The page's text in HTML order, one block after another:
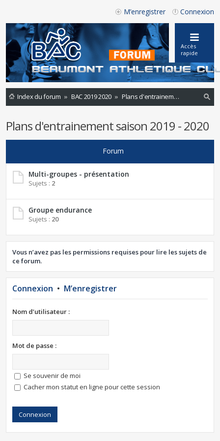
Connexion
M’enregistrer
Accès
rapide
Index du forum BAC 2019 2020
Plans d'entrainement saison 2019 - 2020
he
rc
Plans d'entrainement saison 2019 - 2020
Forum
Multi-groupes - présentation
Sujets : 2
Groupe endurance
Sujets : 20
Vous n’avez pas les permissions requises pour lire les sujets de
ce forum.
Connexion • M’enregistrer
Nom d’utilisateur :
Mot de passe :
Se souvenir de moi
Cacher mon statut en ligne pour cette session